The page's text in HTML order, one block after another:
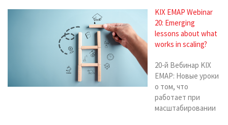
KIX EMAP Webinar
20: Emerging
lessons about what
works in scaling?
20-й Вебинар KIX
EMAP: Новые уроки
о том, что
работает при
масштабировании